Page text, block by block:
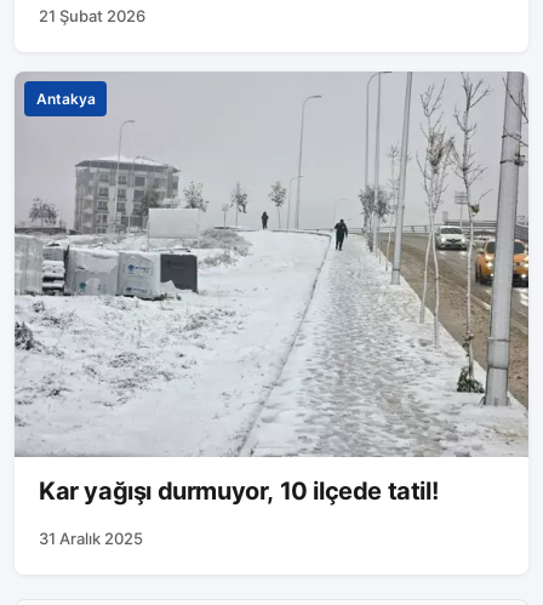
21 Şubat 2026
Antakya
Kar yağışı durmuyor, 10 ilçede tatil!
31 Aralık 2025